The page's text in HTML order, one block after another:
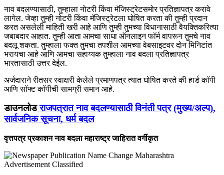
नाव बदलण्यासाठी, तुम्हाला नोटरी किंवा मॅजिस्ट्रेटसमोर प्रतिज्ञापत्र करावे
लागेल. जेव्हा तुम्ही नोटरी किंवा मॅजिस्ट्रेटला घोषित करता की तुम्ही प्रदान
करत असलेली माहिती खरी आहे आणि तुम्ही तुमच्या विधानासाठी वैयक्तिकरित्या
जबाबदार आहात. तुम्ही आता आमचा साधा ऑनलाइन फॉर्म वापरून तुमचे नाव
बदलू शकता. तुम्हाला फक्त तुमचा तपशील आमच्या वेबसाइटवर दोन मिनिटांत
भरायचा आहे आणि आमचा सहाय्यक तुम्हाला नाव बदला प्रतिज्ञापत्र
भारतासाठी उत्तर देईल.
अर्जदाराने रीतसर स्वाक्षरी केलेले प्रमाणपत्र त्यात घोषित करते की हार्ड कॉपी
आणि सॉफ्ट कॉपीची सामग्री समान आहे.
डाउनलोडराजपत्रात नाव बदलण्यासाठी विनंती पत्र (मुख्य/अल्प),
सार्वजनिक सूचना, धर्म बदल
वृत्तपत्र प्रकाशन नाव बदला महाराष्ट्र जाहिरात वर्गीकृत